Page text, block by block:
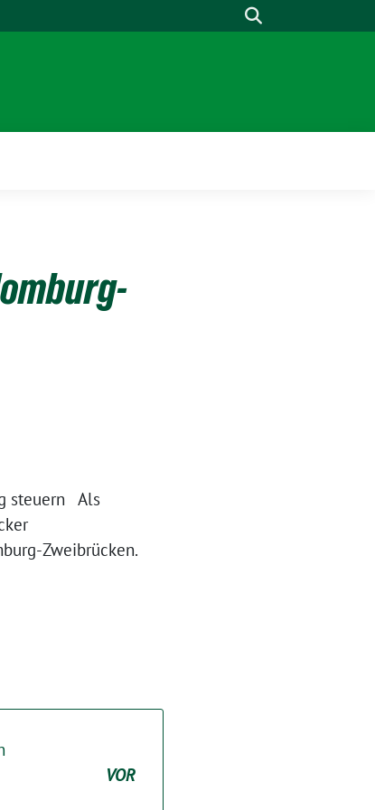
Suche
steuern Als
Zweibrücken.
VOR